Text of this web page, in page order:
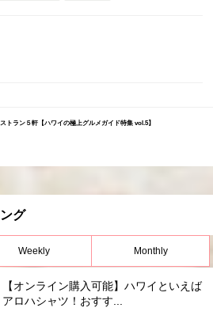
トラン５軒【ハワイの極上グルメガイド特集 vol.5】
グ
Weekly Monthly
【オンライン購入可能】ハワイといえば
アロハシャツ！おすす...